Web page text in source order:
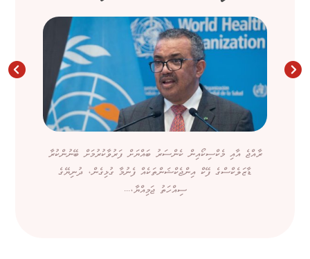
ރާއްޖެ އާއި މެކްސިކޯއިން ކެންސަރު ބައްޔަށް ފަރުވާކުރުމަށް ބޭނުންކުރާ
ޑާޒަލެކްސްގެ ފޭކް އިންޖެކްޝަންތަކެއް ފެނުމާ ގުޅިގެން، ދުނިޔޭގެ
ސިއްހަތު ޖަމިއްޔާ،...